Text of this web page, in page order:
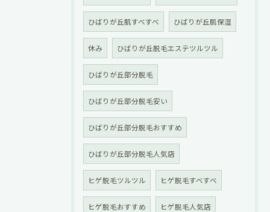
ひばりが丘肌すべすべ ひばりが丘肌保湿
休み ひばりが丘脱毛エステツルツル
ひばりが丘部分脱毛
ひばりが丘部分脱毛安い
ひばりが丘部分脱毛おすすめ
ひばりが丘部分脱毛人気店
ヒゲ脱毛ツルツル ヒゲ脱毛すべすべ
ヒゲ脱毛おすすめ ヒゲ脱毛人気店